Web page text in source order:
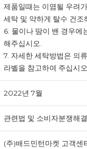
제품일때는 이염될 우려
세탁 및 약하게 탈수 건조
6. 물이나 땀이 밴 경우에
해주십시오.
7. 자세한 세탁방법은 의
라벨을 참고하여 주십시
2022년 7월
관련법 및 소비자분쟁해
(주)배드민턴마켓 고객